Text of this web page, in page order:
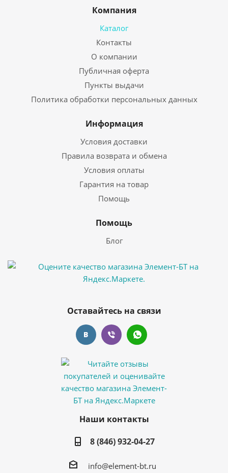
Компания
Каталог
Контакты
О компании
Публичная оферта
Пункты выдачи
Политика обработки персональных данных
Информация
Условия доставки
Правила возврата и обмена
Условия оплаты
Гарантия на товар
Помощь
Помощь
Блог
Оставайтесь на связи
Наши контакты
8 (846) 932-04-27
info@element-bt.ru